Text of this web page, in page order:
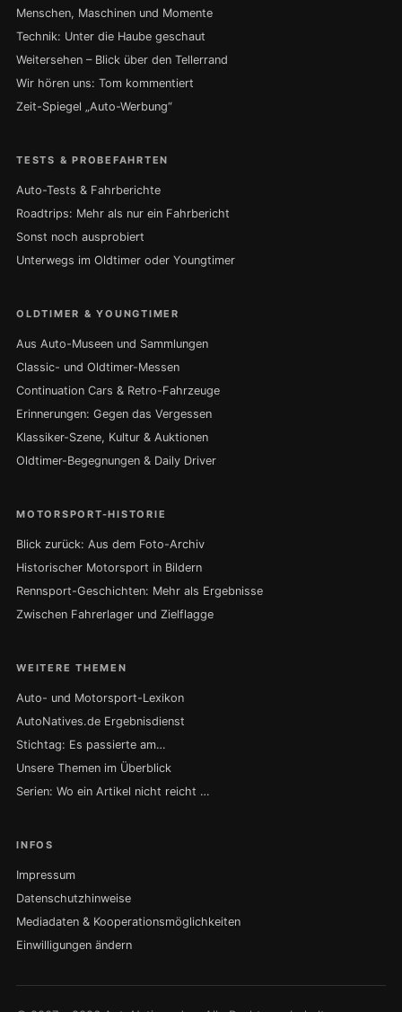
Menschen, Maschinen und Momente
Technik: Unter die Haube geschaut
Weitersehen – Blick über den Tellerrand
Wir hören uns: Tom kommentiert
Zeit-Spiegel „Auto-Werbung“
TESTS & PROBEFAHRTEN
Auto-Tests & Fahrberichte
Roadtrips: Mehr als nur ein Fahrbericht
Sonst noch ausprobiert
Unterwegs im Oldtimer oder Youngtimer
OLDTIMER & YOUNGTIMER
Aus Auto-Museen und Sammlungen
Classic- und Oldtimer-Messen
Continuation Cars & Retro-Fahrzeuge
Erinnerungen: Gegen das Vergessen
Klassiker-Szene, Kultur & Auktionen
Oldtimer-Begegnungen & Daily Driver
MOTORSPORT-HISTORIE
Blick zurück: Aus dem Foto-Archiv
Historischer Motorsport in Bildern
Rennsport-Geschichten: Mehr als Ergebnisse
Zwischen Fahrerlager und Zielflagge
WEITERE THEMEN
Auto- und Motorsport-Lexikon
AutoNatives.de Ergebnisdienst
Stichtag: Es passierte am…
Unsere Themen im Überblick
Serien: Wo ein Artikel nicht reicht …
INFOS
Impressum
Datenschutzhinweise
Mediadaten & Kooperationsmöglichkeiten
Einwilligungen ändern